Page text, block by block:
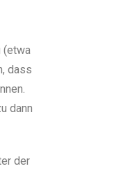
(etwa
dass
dann
der